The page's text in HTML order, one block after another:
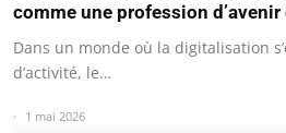
comme une profession d’avenir
Dans un monde où la digitalisation
d’activité, le…
1 mai 2026